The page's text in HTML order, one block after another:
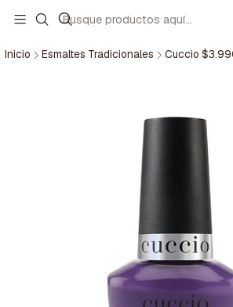
Inicio Esmaltes Tradicionales Cuccio